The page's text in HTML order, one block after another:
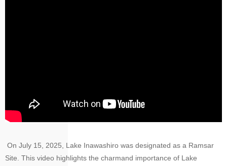
On July 15, 2025, Lake Inawashiro was designated as a Ramsar
Site. This video highlights the charmand importance of Lake